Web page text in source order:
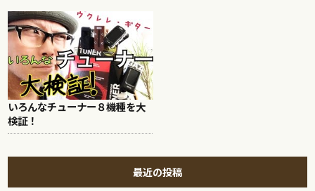
いろんなチューナー８機種を大
検証！
最近の投稿